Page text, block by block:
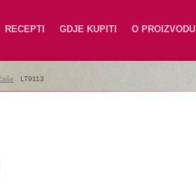
RECEPTI GDJE KUPITI
O PROIZVODU
LT9113